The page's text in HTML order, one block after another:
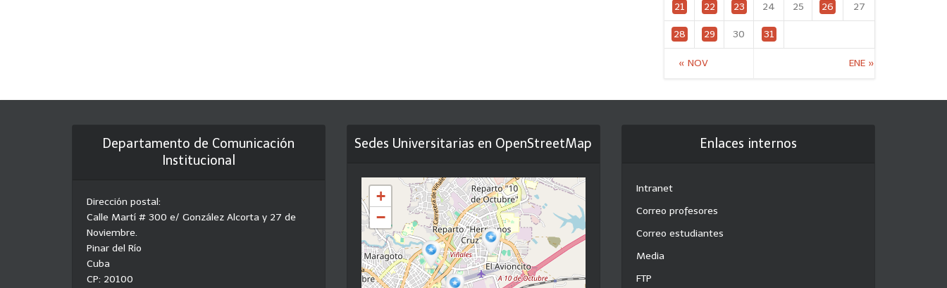
« NOV ENE »
21 22 23 24 25 26 27
28 29 30 31
Departamento de Comunicación
Institucional
Dirección postal:
Calle Martí # 300 e/ González Alcorta y 27 de
Noviembre.
Pinar del Río
Cuba
CP: 20100
Sedes Universitarias en OpenStreetMap
+
−
Enlaces internos
Intranet
Correo profesores
Correo estudiantes
Media
FTP